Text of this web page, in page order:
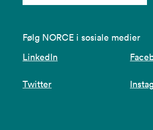
Følg NORCE i sosiale medier
LinkedIn
Twitter